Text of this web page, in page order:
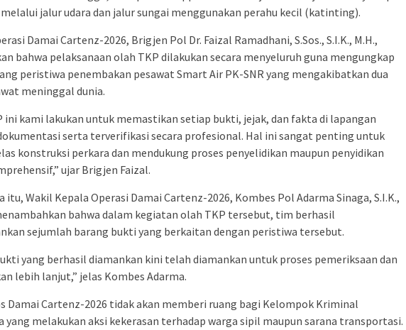
jalur udara dan jalur sungai menggunakan perahu kecil (katinting).
Damai Cartenz-2026, Brigjen Pol Dr. Faizal Ramadhani, S.Sos., S.I.K., M.H.,
bahwa pelaksanaan olah TKP dilakukan secara menyeluruh guna mengungkap
peristiwa penembakan pesawat Smart Air PK-SNR yang mengakibatkan dua
meninggal dunia.
ini kami lakukan untuk memastikan setiap bukti, jejak, dan fakta di lapangan
serta terverifikasi secara profesional. Hal ini sangat penting untuk
konstruksi perkara dan mendukung proses penyelidikan maupun penyidikan
ujar Brigjen Faizal.
itu, Wakil Kepala Operasi Damai Cartenz-2026, Kombes Pol Adarma Sinaga, S.I.K.,
bahwa dalam kegiatan olah TKP tersebut, tim berhasil
sejumlah barang bukti yang berkaitan dengan peristiwa tersebut.
yang berhasil diamankan kini telah diamankan untuk proses pemeriksaan dan
lebih lanjut,” jelas Kombes Adarma.
Damai Cartenz-2026 tidak akan memberi ruang bagi Kelompok Kriminal
yang melakukan aksi kekerasan terhadap warga sipil maupun sarana transportasi.